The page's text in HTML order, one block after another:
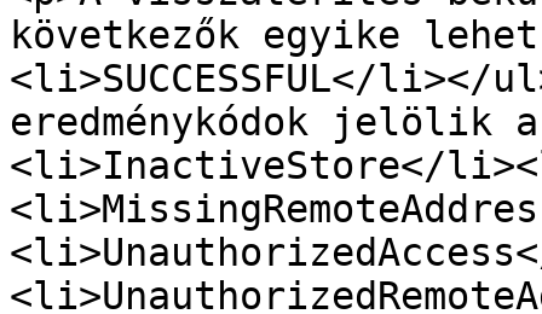
következők egyike
<li>SUCCESSFUL</li></
eredménykódok jelölik
<li>InactiveStore</